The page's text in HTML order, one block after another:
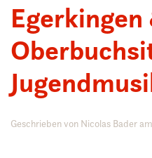
Egerkingen
Geschrieben von Nicolas Bader am